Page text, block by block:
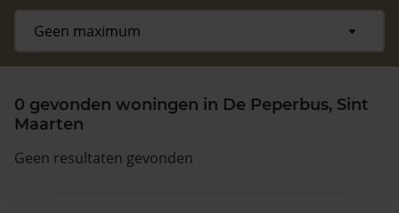
Zoek een woning
0 gevonden woningen in De Peperbus, Sint
Maarten
Geen resultaten gevonden